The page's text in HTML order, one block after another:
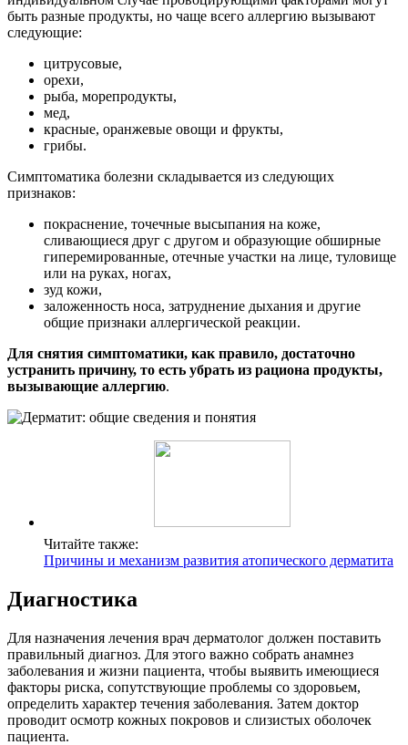
быть разные продукты, но чаще всего аллергию вызывают
следующие:
цитрусовые,
орехи,
рыба, морепродукты,
мед,
красные, оранжевые овощи и фрукты,
грибы.
Симптоматика болезни складывается из следующих
признаков:
покраснение, точечные высыпания на коже,
сливающиеся друг с другом и образующие обширные
гиперемированные, отечные участки на лице, туловище
или на руках, ногах,
зуд кожи,
заложенность носа, затруднение дыхания и другие
общие признаки аллергической реакции.
Для снятия симптоматики, как правило, достаточно
устранить причину, то есть убрать из рациона продукты,
вызывающие аллергию.
Читайте также:
Причины и механизм развития атопического дерматита
Диагностика
Для назначения лечения врач дерматолог должен поставить
правильный диагноз. Для этого важно собрать анамнез
заболевания и жизни пациента, чтобы выявить имеющиеся
факторы риска, сопутствующие проблемы со здоровьем,
определить характер течения заболевания. Затем доктор
проводит осмотр кожных покровов и слизистых оболочек
пациента.